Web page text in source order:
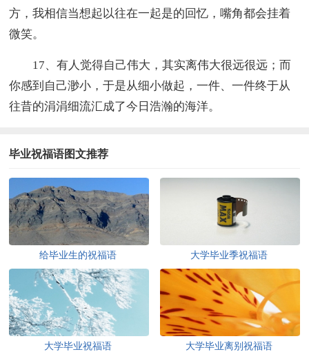
方，我相信当想起以往在一起是的回忆，嘴角都会挂着
微笑。
17、有人觉得自己伟大，其实离伟大很远很远；而
你感到自己渺小，于是从细小做起，一件、一件终于从
往昔的涓涓细流汇成了今日浩瀚的海洋。
毕业祝福语图文推荐
给毕业生的祝福语 大学毕业季祝福语
大学毕业祝福语 大学毕业离别祝福语